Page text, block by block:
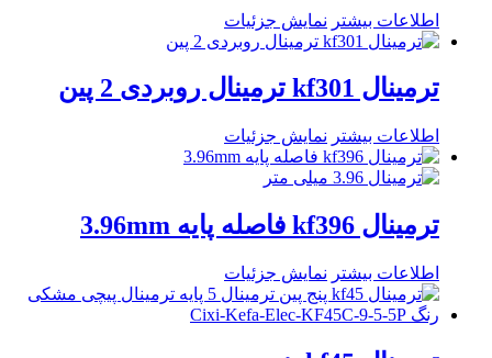
اطلاعات بیشتر نمایش جزئیات
ترمینال kf301 ترمینال روبردی 2 پین
اطلاعات بیشتر نمایش جزئیات
ترمینال kf396 فاصله پایه 3.96mm
اطلاعات بیشتر نمایش جزئیات